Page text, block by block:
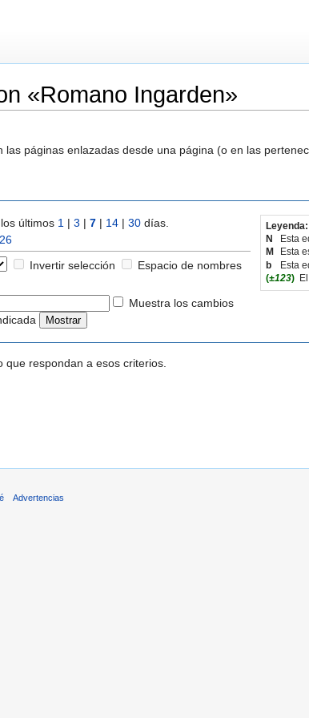
«Romano Ingarden»
páginas enlazadas desde una página (o en las
Leyenda:
N
Esta
M
Esta
b
Esta
(±123)
últimos 1 | 3 | 7 | 14 | 30 días.
Invertir selección
Espacio de nombres
Muestra los cambios
respondan a esos criterios.
Advertencias